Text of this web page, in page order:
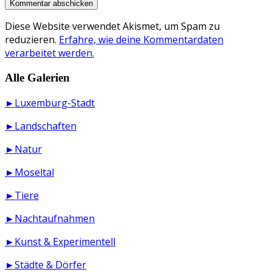
Diese Website verwendet Akismet, um Spam zu
reduzieren. Erfahre, wie deine Kommentardaten
verarbeitet werden.
Alle Galerien
►Luxemburg-Stadt
►Landschaften
►Natur
►Moseltal
►Tiere
►Nachtaufnahmen
►Kunst & Experimentell
►Städte & Dörfer